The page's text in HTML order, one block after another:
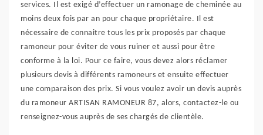
services. Il est exigé d’effectuer un ramonage de cheminée au
moins deux fois par an pour chaque propriétaire. Il est
nécessaire de connaitre tous les prix proposés par chaque
ramoneur pour éviter de vous ruiner et aussi pour être
conforme à la loi. Pour ce faire, vous devez alors réclamer
plusieurs devis à différents ramoneurs et ensuite effectuer
une comparaison des prix. Si vous voulez avoir un devis auprès
du ramoneur ARTISAN RAMONEUR 87, alors, contactez-le ou
renseignez-vous auprès de ses chargés de clientèle.